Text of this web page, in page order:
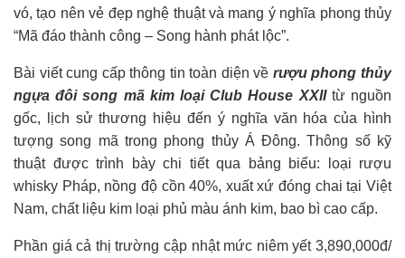
vó, tạo nên vẻ đẹp nghệ thuật và mang ý nghĩa phong thủy
“Mã đáo thành công – Song hành phát lộc”.
Bài viết cung cấp thông tin toàn diện về rượu phong thủy
ngựa đôi song mã kim loại Club House XXIItừ nguồn
gốc, lịch sử thương hiệu đến ý nghĩa văn hóa của hình
tượng song mã trong phong thủy Á Đông. Thông số kỹ
thuật được trình bày chi tiết qua bảng biểu: loại rượu
whisky Pháp, nồng độ cồn 40%, xuất xứ đóng chai tại Việt
Nam, chất liệu kim loại phủ màu ánh kim, bao bì cao cấp.
Phần giá cả thị trường cập nhật mức niêm yết 3,890,000đ/